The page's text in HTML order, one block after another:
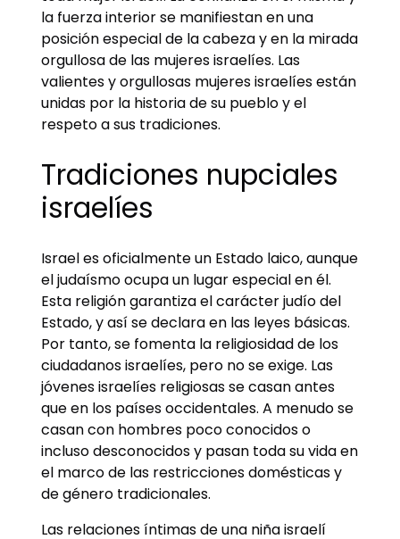
la fuerza interior se manifiestan en una
posición especial de la cabeza y en la mirada
orgullosa de las mujeres israelíes. Las
valientes y orgullosas mujeres israelíes están
unidas por la historia de su pueblo y el
respeto a sus tradiciones.
Tradiciones nupciales
israelíes
Israel es oficialmente un Estado laico, aunque
el judaísmo ocupa un lugar especial en él.
Esta religión garantiza el carácter judío del
Estado, y así se declara en las leyes básicas.
Por tanto, se fomenta la religiosidad de los
ciudadanos israelíes, pero no se exige. Las
jóvenes israelíes religiosas se casan antes
que en los países occidentales. A menudo se
casan con hombres poco conocidos o
incluso desconocidos y pasan toda su vida en
el marco de las restricciones domésticas y
de género tradicionales.
Las relaciones íntimas de una niña israelí